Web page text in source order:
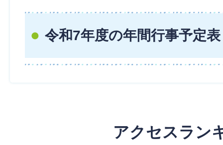
令和7年度の年間行事予定表
アクセスラン